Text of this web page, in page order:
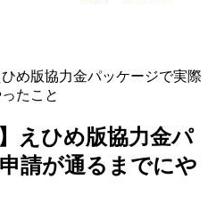
ひめ版協力金パッケージで実際
たこと
えひめ版協力金パ
請が通るまでにや